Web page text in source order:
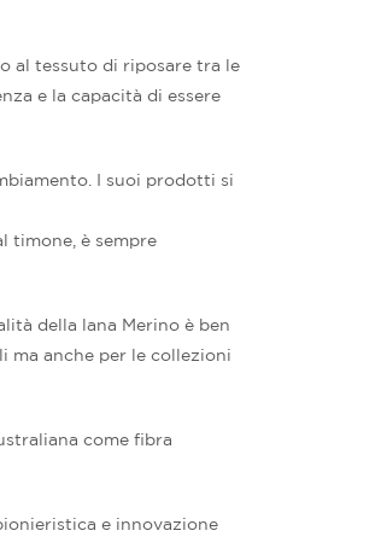
al tessuto di riposare tra le
e la capacità di essere
I suoi prodotti si
timone, è sempre
della lana Merino è ben
ma anche per le collezioni
come fibra
e innovazione